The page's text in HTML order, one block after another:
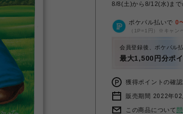
8/8(土)から8/12(水)まで
ポケパル払いで 0
（1P=1円）※キャン
会員登録後、ポケパル
最大1,500円分ポ
獲得ポイントの確
販売期間 2022年
この商品について